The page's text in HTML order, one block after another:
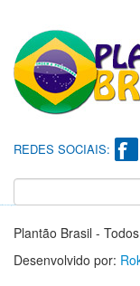
REDES SOCIAIS:
Plantão Brasil -
Desenvolvido por: